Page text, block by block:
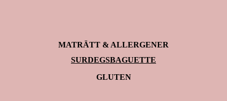
MATRÄTT & ALLERGENER
SURDEGSBAGUETTE
GLUTEN